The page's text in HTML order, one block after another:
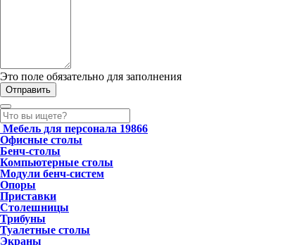
Это поле обязательно для заполнения
Мебель для персонала 19866
Офисные столы
Бенч-столы
Компьютерные столы
Модули бенч-систем
Опоры
Приставки
Столешницы
Трибуны
Туалетные столы
Экраны